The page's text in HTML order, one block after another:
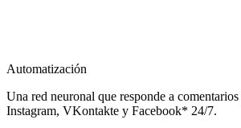
Automatización
Una red neuronal que responde a comentarios
Instagram, VKontakte y Facebook* 24/7.